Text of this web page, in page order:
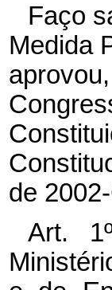
Faço
Medida
de
Art.